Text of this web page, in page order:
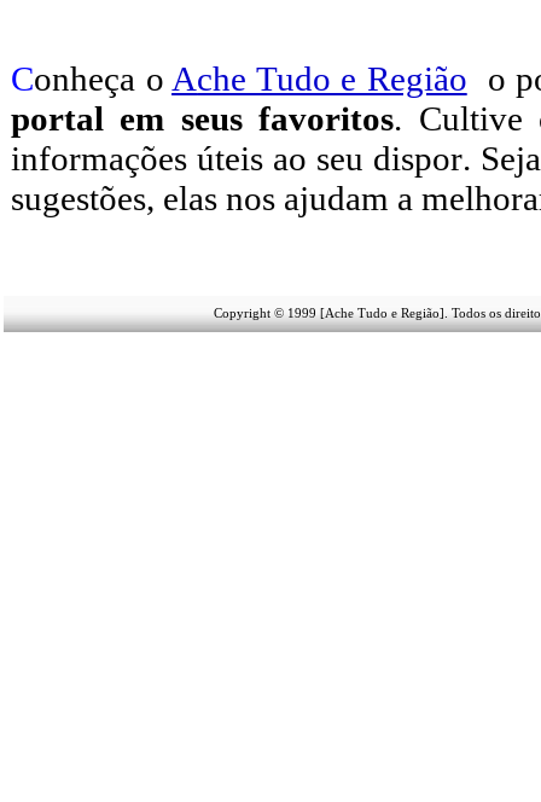
Conheça o Ache Tudo e Região o
portal em seus favoritos. Cultive
informações úteisao seu dispor.
sugestões, elas nos ajudam a
Copyright © 1999 [Ache Tudo e Região]. Todos os